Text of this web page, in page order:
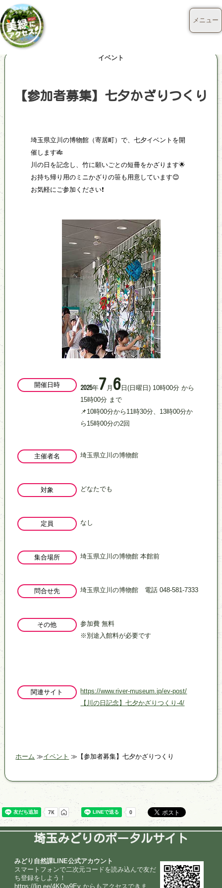
イベント
【参加者募集】七夕かざりつくり
埼玉県立川の博物館（寄居町）で、七夕イベントを開
催します🎋
川の日を記念し、竹に願いごとの短冊をかざります🌟
お持ち帰り用のミニかざりの笹も用意しています😊
お気軽にご参加ください❗
開催日時 2025年7月 6 日(日曜日) 10時00分 から
15時00分 まで
📌10時00分から11時30分、13時00分か
ら15時00分の2回
主催者名 埼玉県立川の博物館
対象 どなたでも
定員 なし
集合場所 埼玉県立川の博物館 本館前
問合せ先 埼玉県立川の博物館 電話 048-581-7333
その他
参加費 無料
※別途入館料が必要です
関連サイト
https://www.river-museum.jp/ev-post/
【川の日記念】七夕かざりつくり-4/
ホーム イベント 【参加者募集】七夕かざりつくり
メニュー
埼玉みどりのポータルサイト
みどり自然課LINE公式アカウント
スマートフォンで二次元コードを読み込んで友だ
ち登録をしよう！
https://lin.ee/4KOw9Ey からもアクセスできま